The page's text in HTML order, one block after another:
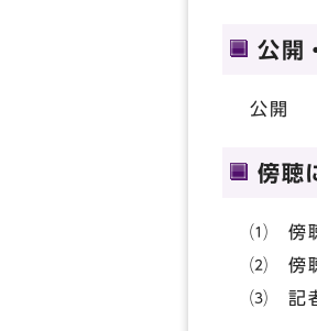
公開
公開
傍聴
⑴ 傍
⑵ 傍聴
⑶ 記者